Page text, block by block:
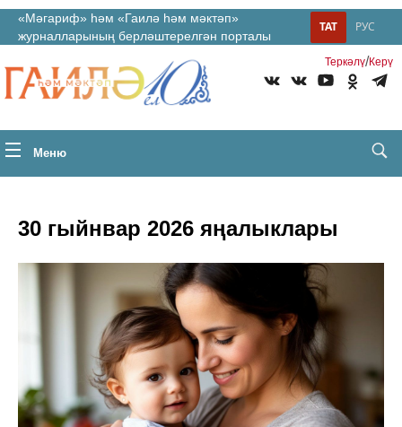
«Мәгариф» һәм «Гаилә һәм мәктәп»
журналларының берләштерелгән порталы
РУС
ТАТ
Теркəлү/Керү
Меню
30 гыйнвар 2026 яңалыклары